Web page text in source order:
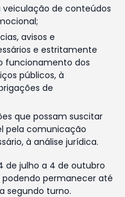
de conteúdos
avisos e
e estritamente
funcionamento dos
públicos, à
de
que possam suscitar
pela comunicação
à análise jurídica.
de julho a 4 de outubro
permanecer até
segundo turno.